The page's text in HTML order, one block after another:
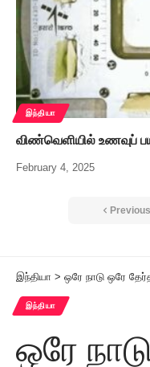
இந்தியா
விண்வெளியில் உணவுப்
February 4, 2025
Previous
இந்தியா > ஒரே நாடு ஒரே
இந்தியா
ஒரே